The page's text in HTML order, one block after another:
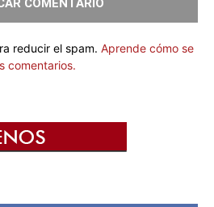
reducir el spam. Aprende cómo se
comentarios.